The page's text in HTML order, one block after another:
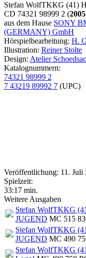
Stefan WolfTKKG (41)
CD 74321 98999 2 (2005
aus dem Hause SONY
(GERMANY) GmbH
Hörspielbearbeitung: H.
Illustration: Reiner Stolte
Design: Atelier
Katalognummern:
74321 98999 2
7 43219 89992 7 (UPC)
Veröffentlichung: 11. Juli
Spielzeit:
33:17 min.
Weitere Ausgaben
Stefan WolfTKKG
JUGEND MC 515
Stefan WolfTKKG
JUGEND MC 490
Stefan WolfTKKG